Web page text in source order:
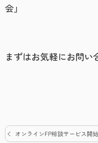
会」 など
まずはお気軽にお問い
オンラインFP相談サービス開